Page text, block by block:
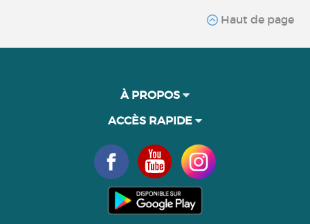
Haut de page
À PROPOS
ACCÈS RAPIDE